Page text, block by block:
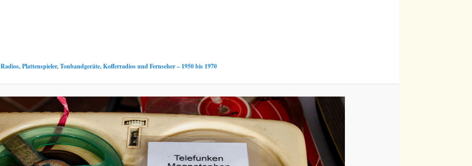
Radios, Plattenspieler, Tonbandgeräte, Kofferradios und Fernseher – 1950 bis 1970